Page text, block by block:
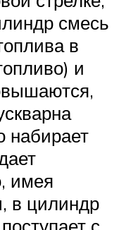
смесь
в
и
набирает
имея
в цилиндр